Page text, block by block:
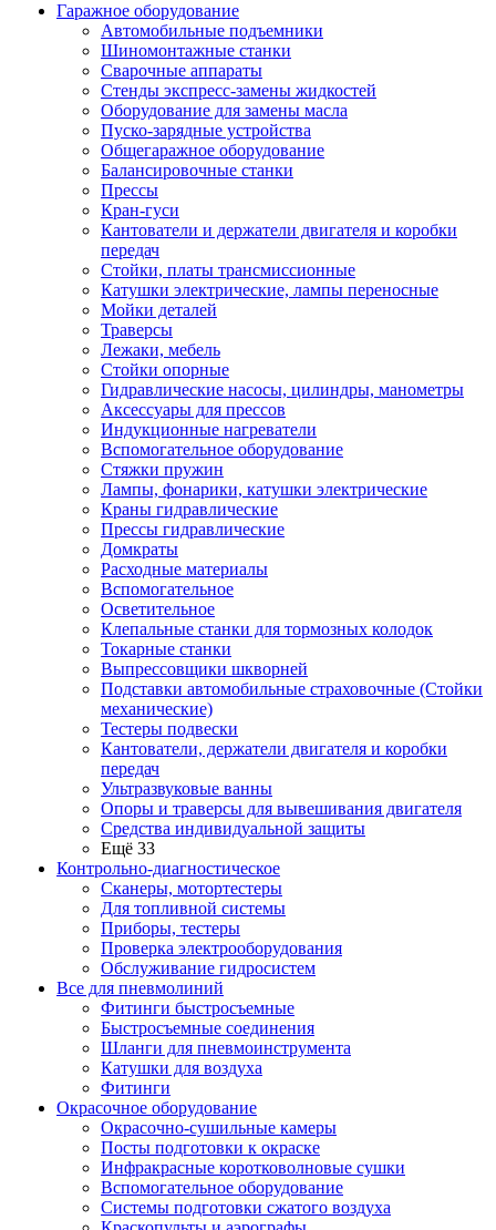
Гаражное оборудование
Автомобильные подъемники
Шиномонтажные станки
Сварочные аппараты
Стенды экспресс-замены жидкостей
Оборудование для замены масла
Пуско-зарядные устройства
Общегаражное оборудование
Балансировочные станки
Прессы
Кран-гуси
Кантователи и держатели двигателя и коробки
передач
Стойки, платы трансмиссионные
Катушки электрические, лампы переносные
Мойки деталей
Траверсы
Лежаки, мебель
Стойки опорные
Гидравлические насосы, цилиндры, манометры
Аксессуары для прессов
Индукционные нагреватели
Вспомогательное оборудование
Стяжки пружин
Лампы, фонарики, катушки электрические
Краны гидравлические
Прессы гидравлические
Домкраты
Расходные материалы
Вспомогательное
Осветительное
Клепальные станки для тормозных колодок
Токарные станки
Выпрессовщики шкворней
Подставки автомобильные страховочные (Стойки
механические)
Тестеры подвески
Кантователи, держатели двигателя и коробки
передач
Ультразвуковые ванны
Опоры и траверсы для вывешивания двигателя
Средства индивидуальной защиты
Ещё 33
Контрольно-диагностическое
Сканеры, мотортестеры
Для топливной системы
Приборы, тестеры
Проверка электрооборудования
Обслуживание гидросистем
Все для пневмолиний
Фитинги быстросъемные
Быстросъемные соединения
Шланги для пневмоинструмента
Катушки для воздуха
Фитинги
Окрасочное оборудование
Окрасочно-сушильные камеры
Посты подготовки к окраске
Инфракрасные коротковолновые сушки
Вспомогательное оборудование
Системы подготовки сжатого воздуха